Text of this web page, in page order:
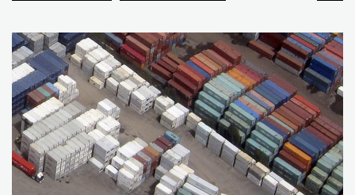
JOINT DOCK AND SEA
SEAFARERS GLOBAL